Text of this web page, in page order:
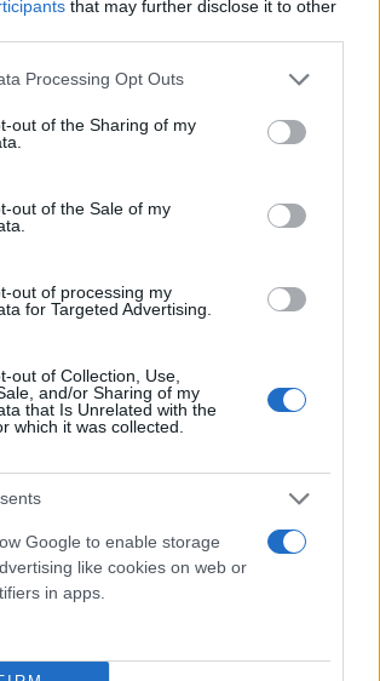
that may further disclose it to other
this website/app uses one or more Google
visit or usage behaviour. You may click to
to Google and its third-party tags to
below specified purposes in below Google
Processing Opt Outs
out of the Sharing of my
out of the Sale of my
out of processing my
for Targeted Advertising.
out of Collection, Use,
and/or Sharing of my
that Is Unrelated with the
which it was collected.
Google to enable storage
like cookies on web or
in apps.
στρατού στην ουκρανική